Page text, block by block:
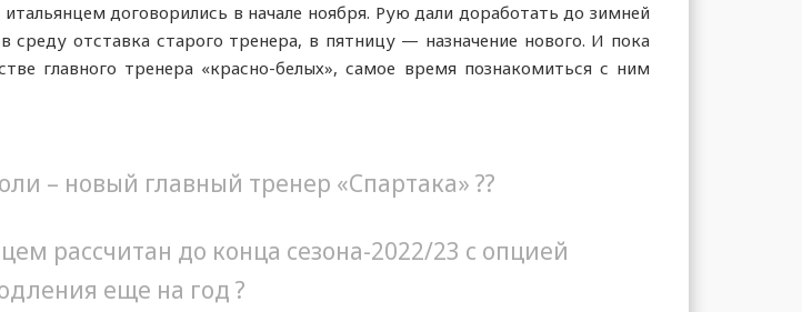
договорились в начале ноября. Рую дали доработать до зимней
среду отставка старого тренера, в пятницу — назначение нового. И пока
главного тренера «красно-белых», самое время познакомиться с ним
– новый главный тренер «Спартака» ??
рассчитан до конца сезона-2022/23 с опцией
еще на год ?